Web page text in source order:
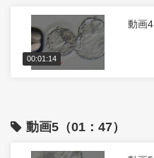
動画4
00:01:14
動画5（01：47）